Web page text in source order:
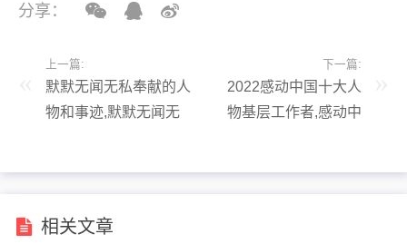
分享：
上一篇:
默默无闻无私奉献的人
物和事迹,默默无闻无
下一篇:
2022感动中国十大人
物基层工作者,感动中
相关文章